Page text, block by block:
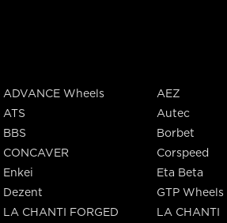
ADVANCE Wheels AEZ
ATS Autec
BBS Borbet
CONCAVER Corspeed
Enkei Eta Beta
Dezent GTP Wheels
LA CHANTI FORGED
LA CHANTI